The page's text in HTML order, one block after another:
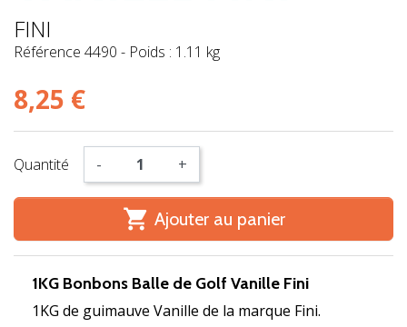
FINI
Référence 4490 - Poids : 1.11 kg
8,25 €
Quantité - +
 Ajouter au panier
1KG Bonbons Balle de Golf Vanille Fini
1KG de guimauve Vanille de la marque Fini.